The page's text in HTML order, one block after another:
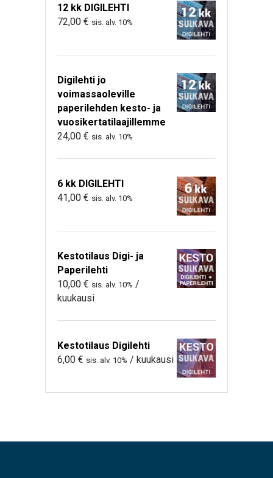
12 kk DIGILEHTI
72,00 € sis. alv. 10%
Digilehti jo
voimassaoleville
paperilehden kesto- ja
vuosikertatilaajillemme
24,00 € sis. alv. 10%
6 kk DIGILEHTI
41,00 € sis. alv. 10%
Kestotilaus Digi- ja
Paperilehti
10,00 € sis. alv. 10% /
kuukausi
Kestotilaus Digilehti
6,00 € sis. alv. 10% / kuukausi